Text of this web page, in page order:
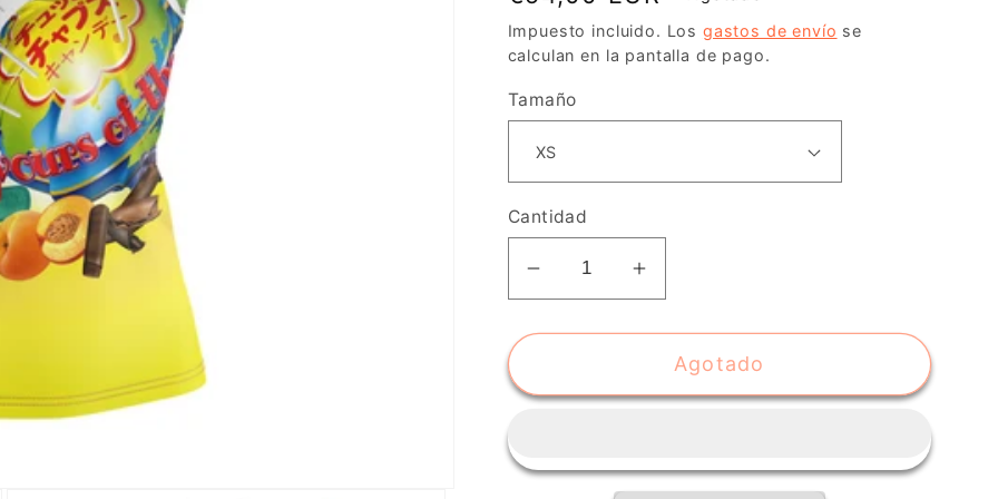
habitual
Impuesto incluido. Los gastos de envío se
calculan en la pantalla de pago.
Tamaño
Cantidad
Reducir
para
manga
-
Aumentar
para
Camiseta
manga
-
Agotado